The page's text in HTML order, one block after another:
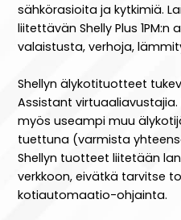
sähkörasioita ja kytkimiä.
liitettävän Shelly Plus
valaistusta, verhoja,
Shellyn älykotituotteet
Assistant virtuaaliavustajia.
myös useampi muu
tuettuna (varmista
Shellyn tuotteet liitetään
verkkoon, eivätkä tarvitse
kotiautomaatio-ohjainta.